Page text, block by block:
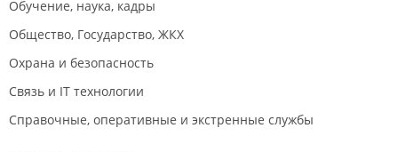
Обучение, наука, кадры
Общество, Государство, ЖКХ
Охрана и безопасность
Связь и IT технологии
Справочные, оперативные и экстренные службы